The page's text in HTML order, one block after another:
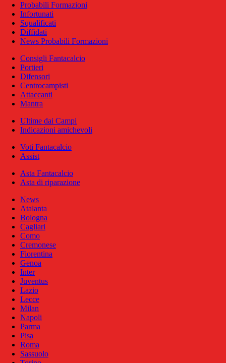
Probabili Formazioni
Infortunati
Squalificati
Diffidati
News Probabili Formazioni
Consigli Fantacalcio
Portieri
Difensori
Centrocampisti
Attaccanti
Mantra
Ultime dai Campi
Indicazioni amichevoli
Voti Fantacalcio
Assist
Asta Fantacalcio
Asta di riparazione
News
Atalanta
Bologna
Cagliari
Como
Cremonese
Fiorentina
Genoa
Inter
Juventus
Lazio
Lecce
Milan
Napoli
Parma
Pisa
Roma
Sassuolo